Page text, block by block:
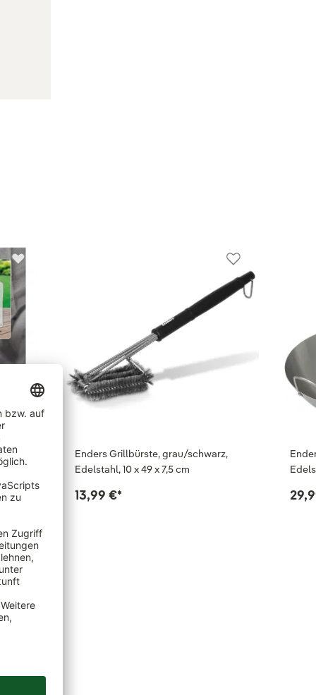
Enders Grillbürste, grau/schwarz,
Edelstahl, 10 x 49 x 7,5 cm
13,99 €*